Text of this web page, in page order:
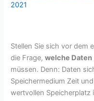
2021
Stellen Sie sich vor dem
die Frage,welche Daten
müssen. Denn: Daten
Speichermedium Zeit
wertvollen Speicherplatz